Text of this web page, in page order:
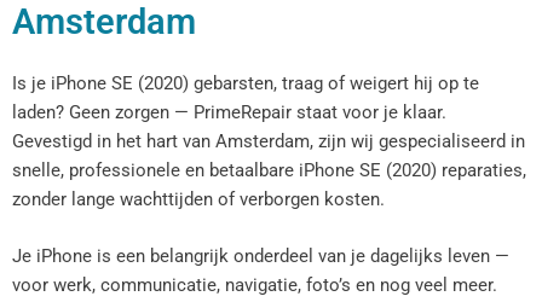
Amsterdam
Is je iPhone SE (2020) gebarsten, traag of weigert hij op te
laden? Geen zorgen — PrimeRepair staat voor je klaar.
Gevestigd in het hart van Amsterdam, zijn wij gespecialiseerd in
snelle, professionele en betaalbare iPhone SE (2020) reparaties,
zonder lange wachttijden of verborgen kosten.
Je iPhone is een belangrijk onderdeel van je dagelijks leven —
voor werk, communicatie, navigatie, foto’s en nog veel meer.